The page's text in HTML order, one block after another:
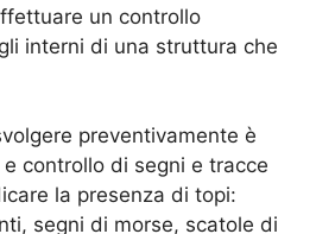
un controllo
interni di una struttura che
preventivamente è
controllo di segni e tracce
la presenza di topi:
segni di morse, scatole di